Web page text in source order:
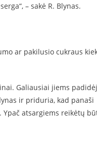
– sakė R. Blynas.
ar pakilusio cukraus
Galiausiai jiems
ir priduria, kad panaši
atsargiems reikėtų